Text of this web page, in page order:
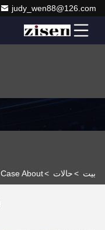
judy_wen88@126.com
بيت >حالات >